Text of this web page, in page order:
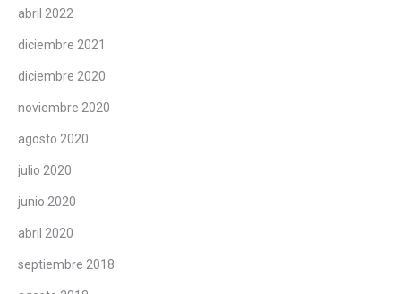
abril 2022
diciembre 2021
diciembre 2020
noviembre 2020
agosto 2020
julio 2020
junio 2020
abril 2020
septiembre 2018